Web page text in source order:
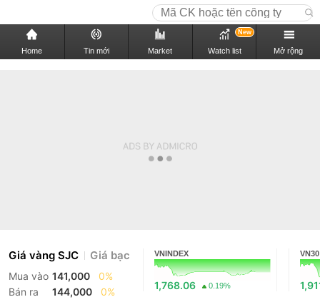
Home Tin mới Market Watch list
New
Mở rộng
Giá vàng SJC Giá bạc
Mua vào 141,000
0%
Bán ra
144,000 0%
VNINDEX
1,768.06 0.19%
VN30